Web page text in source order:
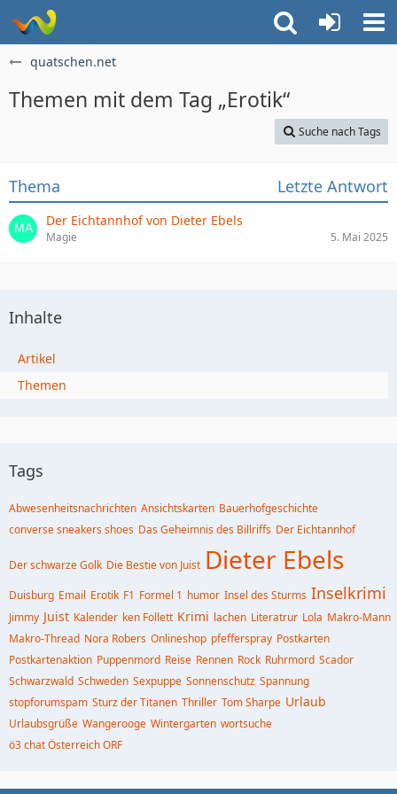
quatschen.net
Themen mit dem Tag „Erotik“
Suche nach Tags
Thema Letzte Antwort
Der Eichtannhof von Dieter Ebels
Magie 5. Mai 2025
Inhalte
Artikel
Themen
Tags
Abwesenheitsnachrichten Ansichtskarten Bauerhofgeschichte
converse sneakers shoes Das Geheimnis des Billriffs Der Eichtannhof
Der schwarze Golk Die Bestie von Juist Dieter Ebels
Duisburg Email Erotik F1 Formel 1 humor Insel des Sturms Inselkrimi
Jimmy Juist Kalender ken Follett Krimi lachen Literatrur Lola Makro-Mann
Makro-Thread Nora Robers Onlineshop pfefferspray Postkarten
Postkartenaktion Puppenmord Reise Rennen Rock Ruhrmord Scador
Schwarzwald Schweden Sexpuppe Sonnenschutz Spannung
stopforumspam Sturz der Titanen Thriller Tom Sharpe Urlaub
Urlaubsgrüße Wangerooge Wintergarten wortsuche
ö3 chat Österreich ORF